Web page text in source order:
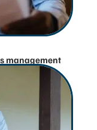
management